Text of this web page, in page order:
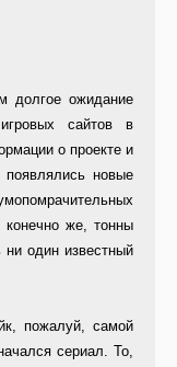
долгое ожидание
сайтов в
о проекте и
новые
конечно же, тонны
ни один известный
пожалуй, самой
сериал. То,